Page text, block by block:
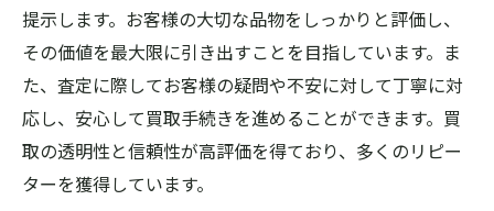
提示します。お客様の大切な品物をしっかりと評価し、
その価値を最大限に引き出すことを目指しています。ま
た、査定に際してお客様の疑問や不安に対して丁寧に対
応し、安心して買取手続きを進めることができます。買
取の透明性と信頼性が高評価を得ており、多くのリピー
ターを獲得しています。